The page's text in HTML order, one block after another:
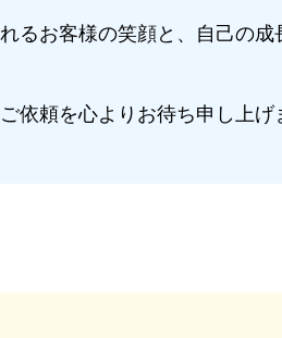
るお客様の笑顔と、自己の成
依頼を心よりお待ち申し上げ